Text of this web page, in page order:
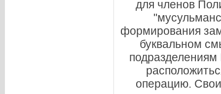
для членов
формирования
буквальном
операцию.